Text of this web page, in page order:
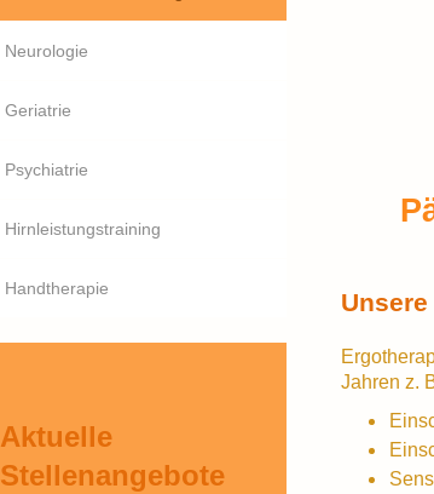
Jahren z.
Neurologie
Geriatrie
Psychiatrie
Hirnleistungstraining
Handtherapie
Aktuelle
Stellenangebote